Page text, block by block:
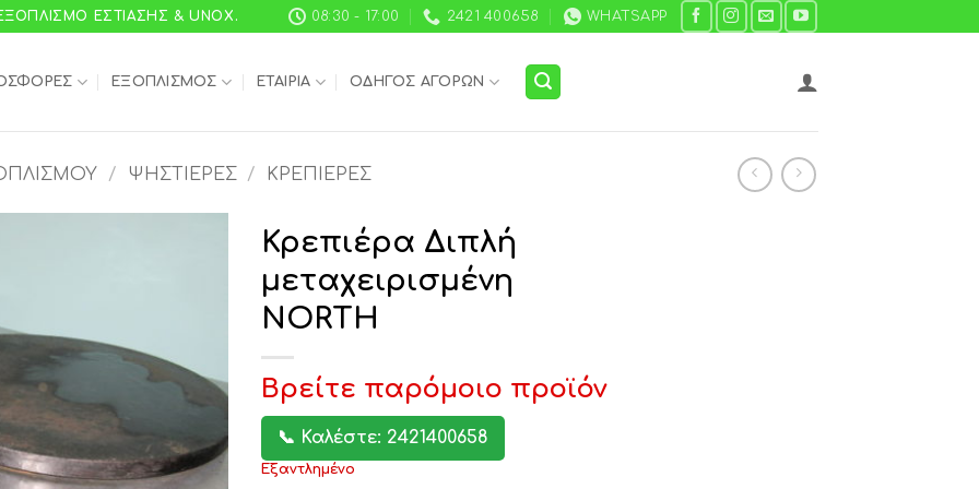
ΕΣΤΊΑΣΗΣ & UNOX. 08:30 - 17:00 2421 400658 WHATSAPP
ΕΞΟΠΛΙΣΜΌΣ ΕΤΑΙΡΊΑ ΟΔΗΓΌΣ ΑΓΟΡΏΝ
/ ΨΗΣΤΙΈΡΕΣ / ΚΡΕΠΙΈΡΕΣ
Κρεπιέρα Διπλή
μεταχειρισμένη
NORTH
Βρείτε παρόμοιο προϊόν
📞 Καλέστε: 2421400658
Εξαντλημένο